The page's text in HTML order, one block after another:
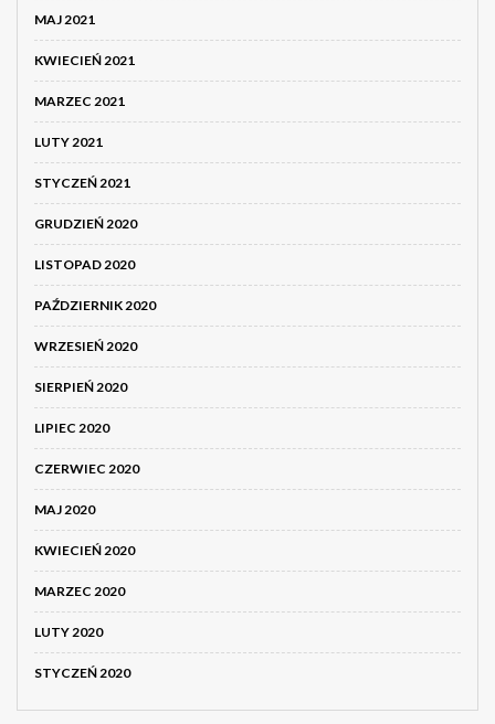
MAJ 2021
KWIECIEŃ 2021
MARZEC 2021
LUTY 2021
STYCZEŃ 2021
GRUDZIEŃ 2020
LISTOPAD 2020
PAŹDZIERNIK 2020
WRZESIEŃ 2020
SIERPIEŃ 2020
LIPIEC 2020
CZERWIEC 2020
MAJ 2020
KWIECIEŃ 2020
MARZEC 2020
LUTY 2020
STYCZEŃ 2020